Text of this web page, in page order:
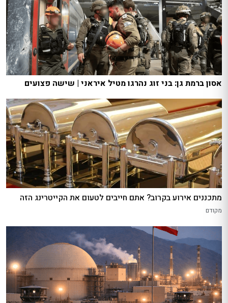
אסון ברמת גן: בני זוג נהרגו מטיל איראני | שישה פצועים
מתכננים אירוע בקרוב? אתם חייבים לטעום את הקייטרינג הזה
מקודם